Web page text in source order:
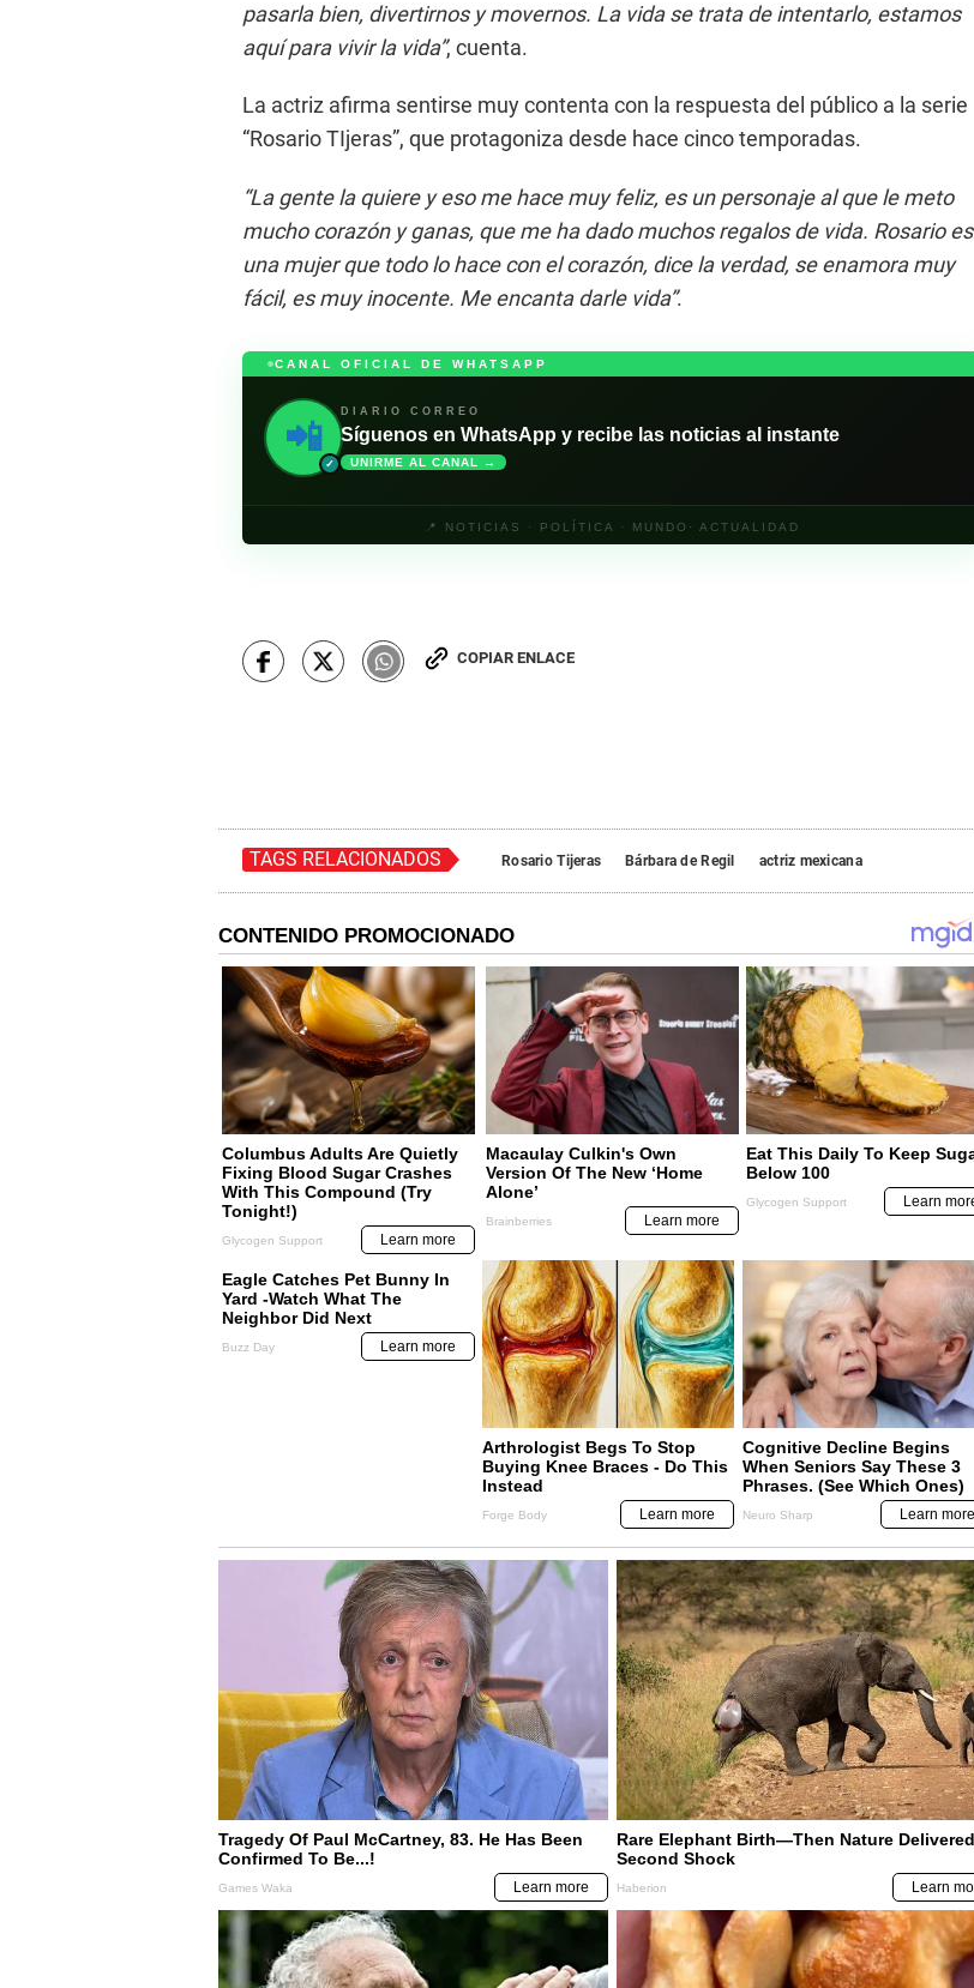
pasarla bien, divertirnos y movernos. La vida se trata de intentarlo, estamos
aquí para vivir la vida”, cuenta.
La actriz afirma sentirse muy contenta con la respuesta del público a la serie
“Rosario TIjeras”, que protagoniza desde hace cinco temporadas.
“La gente la quiere y eso me hace muy feliz, es un personaje al que le meto
mucho corazón y ganas, que me ha dado muchos regalos de vida. Rosario es
una mujer que todo lo hace con el corazón, dice la verdad, se enamora muy
fácil, es muy inocente. Me encanta darle vida”.
CANAL OFICIAL DE WHATSAPP
📲
✓
DIARIO CORREO
Síguenos en WhatsApp y recibe las noticias al instante
UNIRME AL CANAL →
📍 NOTICIAS · POLÍTICA · MUNDO· ACTUALIDAD
COPIAR ENLACE
TAGS RELACIONADOS Rosario Tijeras Bárbara de Regil actriz mexicana